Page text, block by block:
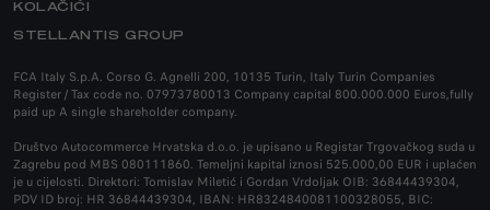
DODATNA OPREMA
KOLAČIĆI
STELLANTIS GROUP
FCA Italy S.p.A. Corso G. Agnelli 200, 10135 Turin, Italy Turin Companies
Register / Tax code no. 07973780013 Company capital 800.000.000 Euros,fully
paid up A single shareholder company.
Društvo Autocommerce Hrvatska d.o.o. je upisano u Registar Trgovačkog suda u
Zagrebu pod MBS 080111860. Temeljni kapital iznosi 525.000,00 EUR i uplaćen
je u cijelosti. Direktori: Tomislav Miletić i Gordan Vrdoljak OIB: 36844439304,
PDV ID broj: HR 36844439304, IBAN: HR8324840081100328055, BIC: